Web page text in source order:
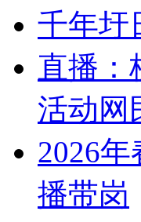
千年圩
直播：
活动网
2026
播带岗